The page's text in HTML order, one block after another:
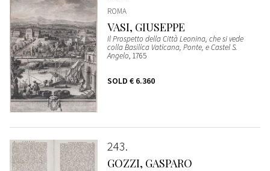
ROMA
VASI, GIUSEPPE
Il Prospetto della Città Leonina, che si vede
colla Basilica Vaticana, Ponte, e Castel S.
Angelo, 1765
SOLD € 6.360
243
GOZZI, GASPARO